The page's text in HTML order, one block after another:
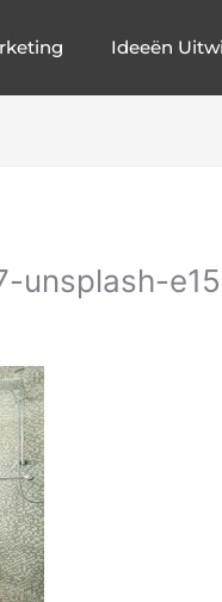
Ideeën
unsplash-